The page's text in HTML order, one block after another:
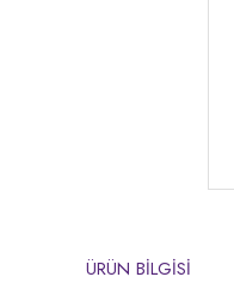
ÜRÜN BİLGİSİ